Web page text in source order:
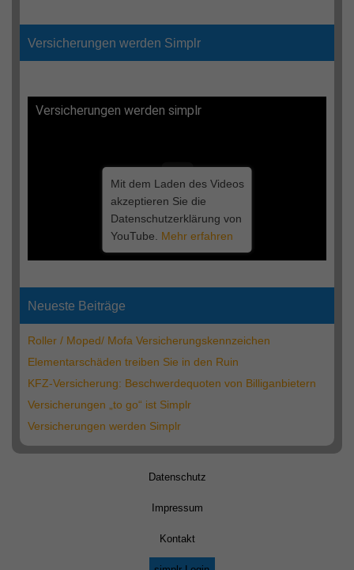
Versicherungen werden Simplr
Versicherungen werden simplr
Mit dem Laden des Videos
akzeptieren Sie die
Datenschutzerklärung von
YouTube. Mehr erfahren
Neueste Beiträge
Roller / Moped/ Mofa Versicherungskennzeichen
Elementarschäden treiben Sie in den Ruin
KFZ-Versicherung: Beschwerdequoten von Billiganbietern
Versicherungen „to go“ ist Simplr
Versicherungen werden Simplr
Datenschutz
Impressum
Kontakt